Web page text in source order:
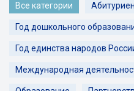
Все категории
Год дошкольного
Год единства народов
Международная